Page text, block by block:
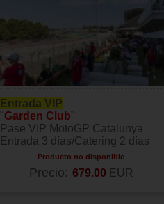
Entrada VIP
"Garden Club"
Pase VIP MotoGP Catalunya
Entrada 3 días/Catering 2 días
Producto no disponible
Precio: 679.00 EUR